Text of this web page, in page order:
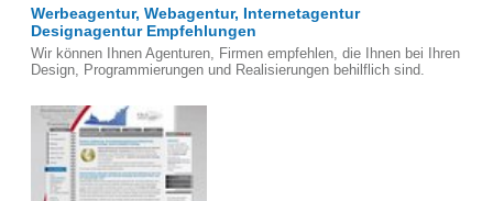
Werbeagentur, Webagentur, Internetagentur
Designagentur Empfehlungen
Wir können Ihnen Agenturen, Firmen empfehlen, die Ihnen bei Ihren
Design, Programmierungen und Realisierungen behilflich sind.